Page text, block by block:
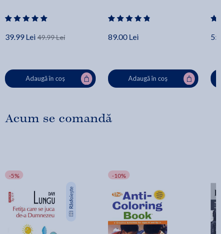
39.99 Lei 49.99 Lei
Adaugă în coș
89.00 Lei
Adaugă în coș
Acum se comandă
-5% -10%